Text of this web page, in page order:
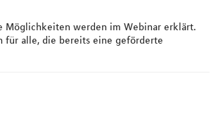
Möglichkeiten werden im Webinar erklärt.
für alle, die bereits eine geförderte